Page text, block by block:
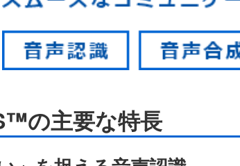
の主要な特長